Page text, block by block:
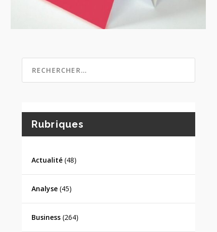
Rubriques
Actualité(48)
Analyse(45)
Business(264)